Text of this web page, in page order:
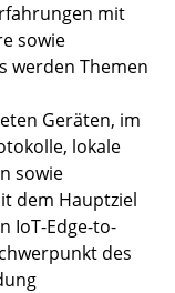
und
für
und
II
mit
sowie
werden Themen
Geräten, im
lokale
sowie
dem Hauptziel
IoT-Edge-to-
des